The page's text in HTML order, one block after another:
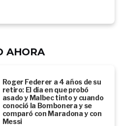
AHORA
Roger Federer a 4 años de su
retiro: El día en que probó
asado y Malbec tinto y cuando
conoció la Bombonera y se
comparó con Maradona y con
Messi